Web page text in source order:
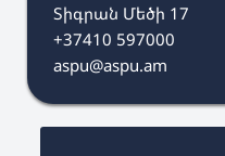
Տիգրան Մեծի 17
+37410 597000
aspu@aspu.am